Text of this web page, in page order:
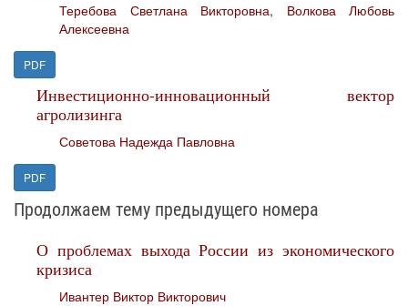
Теребова Светлана Викторовна, Волкова Любовь
Алексеевна
PDF
Инвестиционно-инновационный вектор
агролизинга
Советова Надежда Павловна
PDF
Продолжаем тему предыдущего номера
О проблемах выхода России из экономического
кризиса
Ивантер Виктор Викторович